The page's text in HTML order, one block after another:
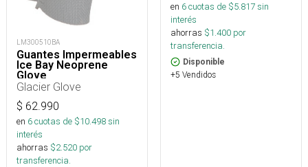
LM300510BA
Guantes Impermeables
Ice Bay Neoprene
Glove
Glacier Glove
$ 62.990
en 6cuotas de $10.498sin
interés
ahorras $2.520 por
transferencia.
en 6cuotas de $5.817sin
interés
ahorras $1.400 por
transferencia.
Disponible
+5 Vendidos